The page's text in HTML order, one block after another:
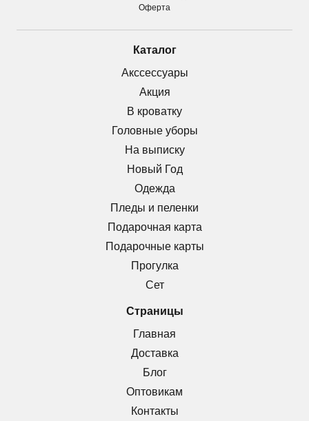
Оферта
Каталог
Акссессуары
Акция
В кроватку
Головные уборы
На выписку
Новый Год
Одежда
Пледы и пеленки
Подарочная карта
Подарочные карты
Прогулка
Сет
Страницы
Главная
Доставка
Блог
Оптовикам
Контакты